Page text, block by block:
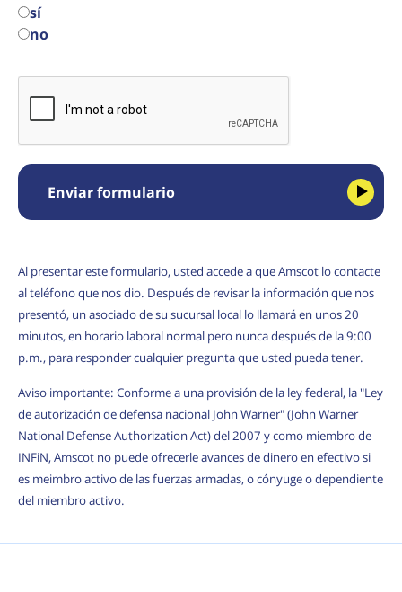
sí
no
Enviar formulario
Al presentar este formulario, usted accede a que Amscot lo contacte
al teléfono que nos dio. Después de revisar la información que nos
presentó, un asociado de su sucursal local lo llamará en unos 20
minutos, en horario laboral normal pero nunca después de la 9:00
p.m., para responder cualquier pregunta que usted pueda tener.
Aviso importante: Conforme a una provisión de la ley federal, la "Ley
de autorización de defensa nacional John Warner" (John Warner
National Defense Authorization Act) del 2007 y como miembro de
INFiN, Amscot no puede ofrecerle avances de dinero en efectivo si
es meimbro activo de las fuerzas armadas, o cónyuge o dependiente
del miembro activo.